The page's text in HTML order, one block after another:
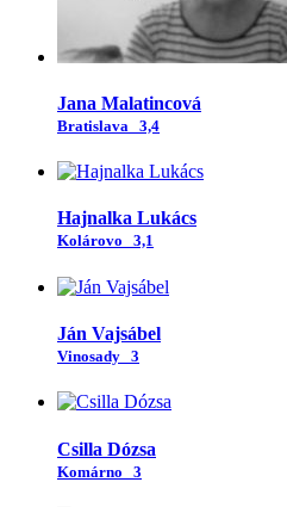
Jana Malatincová
Bratislava 3,4
Hajnalka Lukács
Kolárovo 3,1
Ján Vajsábel
Vinosady 3
Csilla Dózsa
Komárno 3